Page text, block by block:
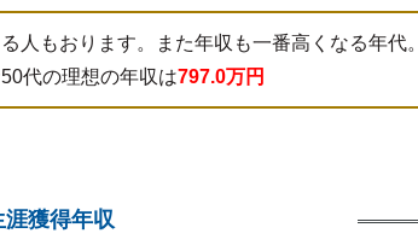
人もおります。また年収も一番高くなる年代。
代の理想の年収は797.0万円
涯獲得年収